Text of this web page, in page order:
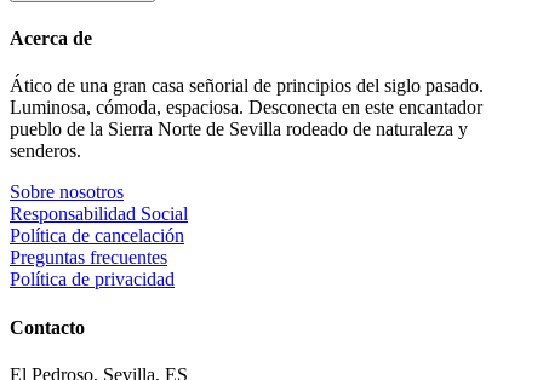
Acerca de
Ático de una gran casa señorial de principios del siglo pasado.
Luminosa, cómoda, espaciosa. Desconecta en este encantador
pueblo de la Sierra Norte de Sevilla rodeado de naturaleza y
senderos.
Sobre nosotros
Responsabilidad Social
Política de cancelación
Preguntas frecuentes
Política de privacidad
Contacto
El Pedroso, Sevilla, ES